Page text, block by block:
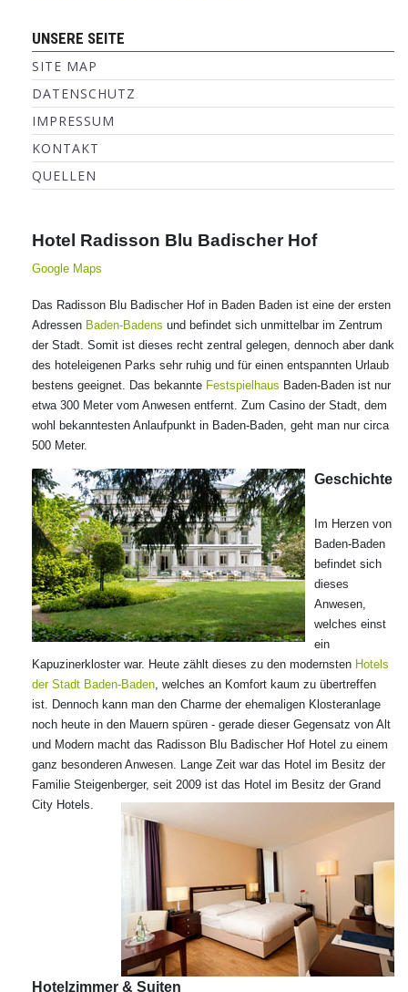
UNSERE SEITE
SITE MAP
DATENSCHUTZ
IMPRESSUM
KONTAKT
QUELLEN
Hotel Radisson Blu Badischer Hof
Google Maps
Das Radisson Blu Badischer Hof in Baden Baden ist eine der ersten
Adressen Baden-Badens und befindet sich unmittelbar im Zentrum
der Stadt. Somit ist dieses recht zentral gelegen, dennoch aber dank
des hoteleigenen Parks sehr ruhig und für einen entspannten Urlaub
bestens geeignet. Das bekannte Festspielhaus Baden-Baden ist nur
etwa 300 Meter vom Anwesen entfernt. Zum Casino der Stadt, dem
wohl bekanntesten Anlaufpunkt in Baden-Baden, geht man nur circa
500 Meter.
Geschichte
Im Herzen von
Baden-Baden
befindet sich
dieses
Anwesen,
welches einst
ein
Kapuzinerkloster war. Heute zählt dieses zu den modernsten Hotels
der Stadt Baden-Baden, welches an Komfort kaum zu übertreffen
ist. Dennoch kann man den Charme der ehemaligen Klosteranlage
noch heute in den Mauern spüren - gerade dieser Gegensatz von Alt
und Modern macht das Radisson Blu Badischer Hof Hotel zu einem
ganz besonderen Anwesen. Lange Zeit war das Hotel im Besitz der
Familie Steigenberger, seit 2009 ist das Hotel im Besitz der Grand
City Hotels.
Hotelzimmer & Suiten